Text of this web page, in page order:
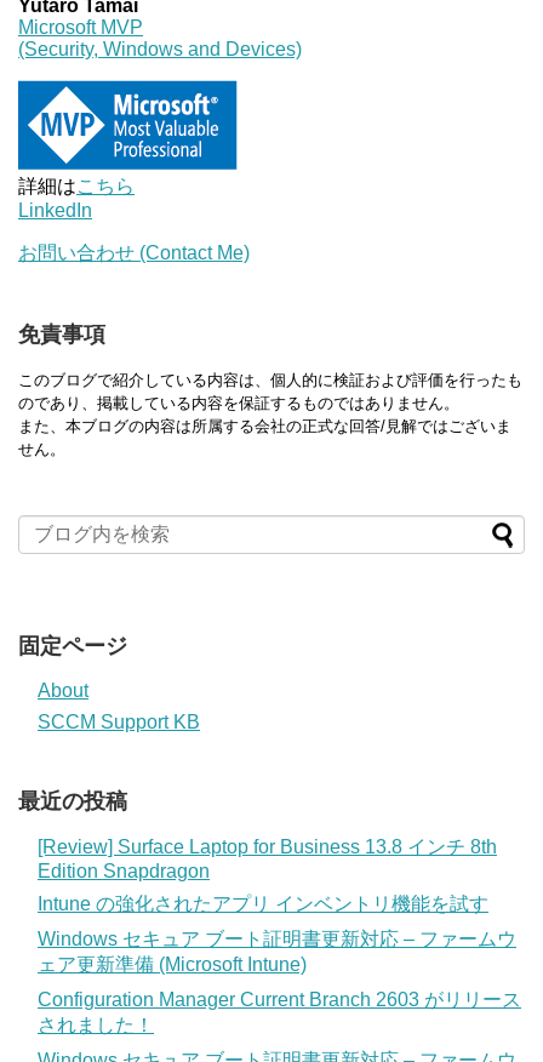
Yutaro Tamai
Microsoft MVP
(Security, Windows and Devices)
詳細はこちら
LinkedIn
お問い合わせ (Contact Me)
免責事項
このブログで紹介している内容は、個人的に検証および評価を行ったも
のであり、掲載している内容を保証するものではありません。
また、本ブログの内容は所属する会社の正式な回答/見解ではございま
せん。
固定ページ
About
SCCM Support KB
最近の投稿
[Review] Surface Laptop for Business 13.8 インチ 8th
Edition Snapdragon
Intune の強化されたアプリ インベントリ機能を試す
Windows セキュア ブート証明書更新対応 – ファームウ
ェア更新準備 (Microsoft Intune)
Configuration Manager Current Branch 2603 がリリース
されました！